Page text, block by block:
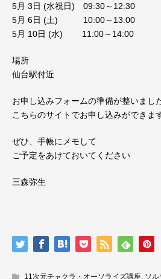
5月 3日 (水祝日) 09:30～12:30
5月 6日 (土) 10:00～13:00
5月 10日 (水) 11:00～14:00
場所
仙台駅付近
お申し込みフォームの準備が整いまし
こちらのサイトでお申し込みができま
ぜひ、手帳にメモして
ご予定をあけておいてください
三森弥生
11次元チャクラ・オーソライズ講座, ソル